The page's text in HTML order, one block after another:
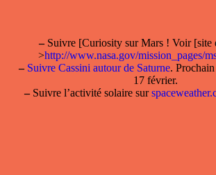
–Suivre [Curiosity sur Mars ! Voir [site
>http://www.nasa.gov/mission_pages/
– Suivre Cassini autour de Saturne.
17 février.
–Suivre l’activité solaire sur